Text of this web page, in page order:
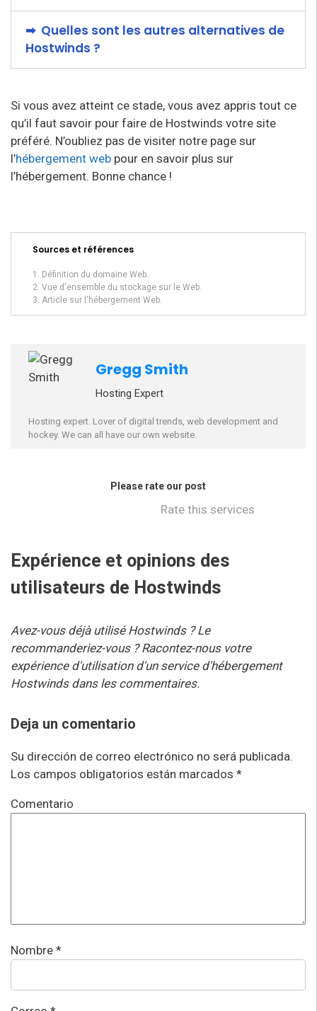
➡ ️ Quelles sont les autres alternatives de
Hostwinds ?
Si vous avez atteint ce stade, vous avez appris tout ce
qu’il faut savoir pour faire de Hostwinds votre site
préféré. N’oubliez pas de visiter notre page sur
l’hébergement web pour en savoir plus sur
l’hébergement. Bonne chance !
Sources et références
Définition du domaine Web.
Vue d'ensemble du stockage sur le Web.
Article sur l'hébergement Web.
Gregg Smith
Hosting Expert
Hosting expert. Lover of digital trends, web development and
hockey. We can all have our own website.
Rate this services
Please rate our post
Expérience et opinions des
utilisateurs de Hostwinds
Avez-vous déjà utilisé Hostwinds ? Le
recommanderiez-vous ? Racontez-nous votre
expérience d'utilisation d'un service d'hébergement
Hostwinds dans les commentaires.
Deja un comentario
Su dirección de correo electrónico no será publicada.
Los campos obligatorios están marcados *
Comentario
Nombre *